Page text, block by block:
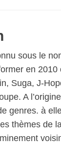
sous le
en
Suga, J-
A
genres. à
thèmes de